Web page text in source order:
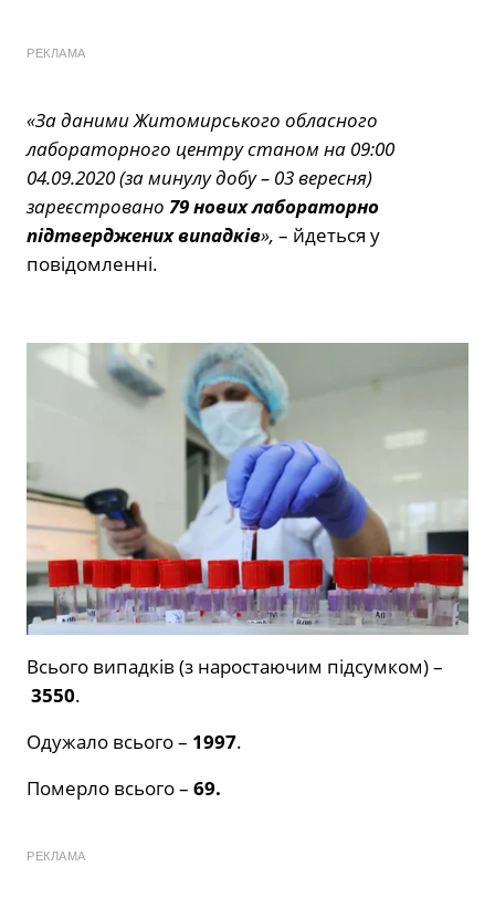
РЕКЛАМА
«За даними Житомирського обласного
лабораторного центру станом на 09:00
04.09.2020 (за минулу добу – 03 вересня)
зареєстровано 79 нових лабораторно
підтверджених випадків», – йдеться у
повідомленні.
Всього випадків (з наростаючим підсумком) –
3550.
Одужало всього – 1997.
Померло всього – 69.
РЕКЛАМА